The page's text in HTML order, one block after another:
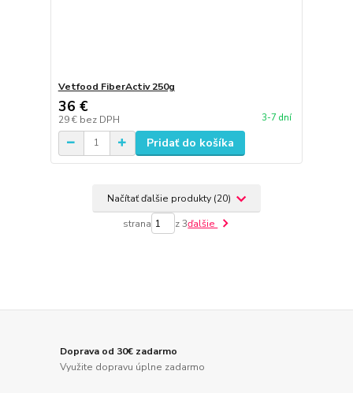
Vetfood FiberActiv 250g
36 €
29 € bez DPH 3-7 dní
Pridať do košíka
Načítať ďalšie produkty (20)
strana z 3ďalšie
Doprava od 30€ zadarmo
Využite dopravu úplne zadarmo